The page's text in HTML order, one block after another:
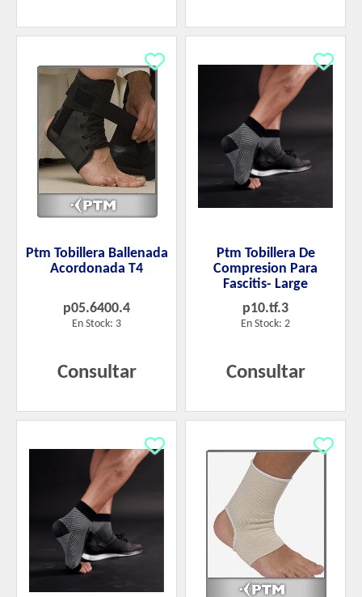
Ptm Tobillera Ballenada
Acordonada T4
p05.6400.4
En Stock: 3
Consultar
Ptm Tobillera De
Compresion Para
Fascitis- Large
p10.tf.3
En Stock: 2
Consultar